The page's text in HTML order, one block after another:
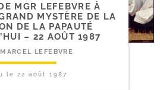
MGR LEFEBVRE À
MYSTÈRE DE LA
DE LA PAPAUTÉ
– 22 AOÛT 1987
LEFEBVRE
le22 août 1987